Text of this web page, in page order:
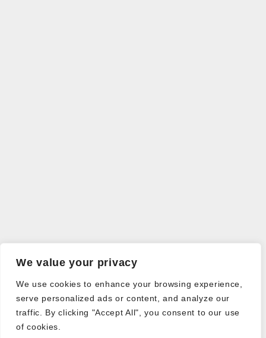
We value your privacy
We use cookies to enhance your browsing experience,
serve personalized ads or content, and analyze our
traffic. By clicking "Accept All", you consent to our use
of cookies.